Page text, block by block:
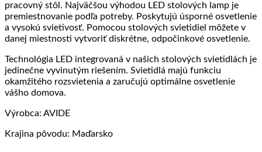
pracovný stôl. Najväčšou výhodou LED stolových lamp je
premiestnovanie podľa potreby. Poskytujú úsporné osvetlenie
a vysokú svietivosť. Pomocou stolových svietidiel môžete v
danej miestnosti vytvoriť diskrétne, odpočinkové osvetlenie.
Technológia LED integrovaná v našich stolových svietidlách je
jedinečne vyvinutým riešením. Svietidlá majú funkciu
okamžitého rozsvietenia a zaručujú optimálne osvetlenie
vášho domova.
Výrobca: AVIDE
Krajina pôvodu: Maďarsko